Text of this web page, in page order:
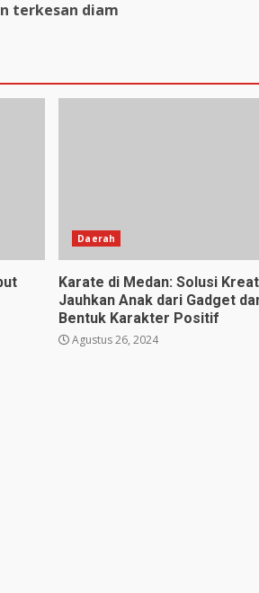
terkesan diam
Daerah
Karate di Medan: Solusi
Jauhkan Anak dari Gadget
Bentuk Karakter Positif
Agustus 26, 2024